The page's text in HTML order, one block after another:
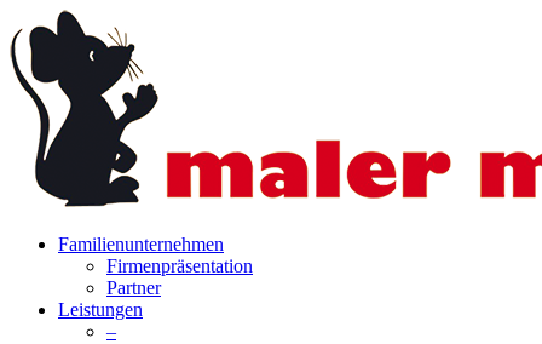
to
main
content
search
Menu
Familienunternehmen
Firmenpräsentation
Partner
Leistungen
–